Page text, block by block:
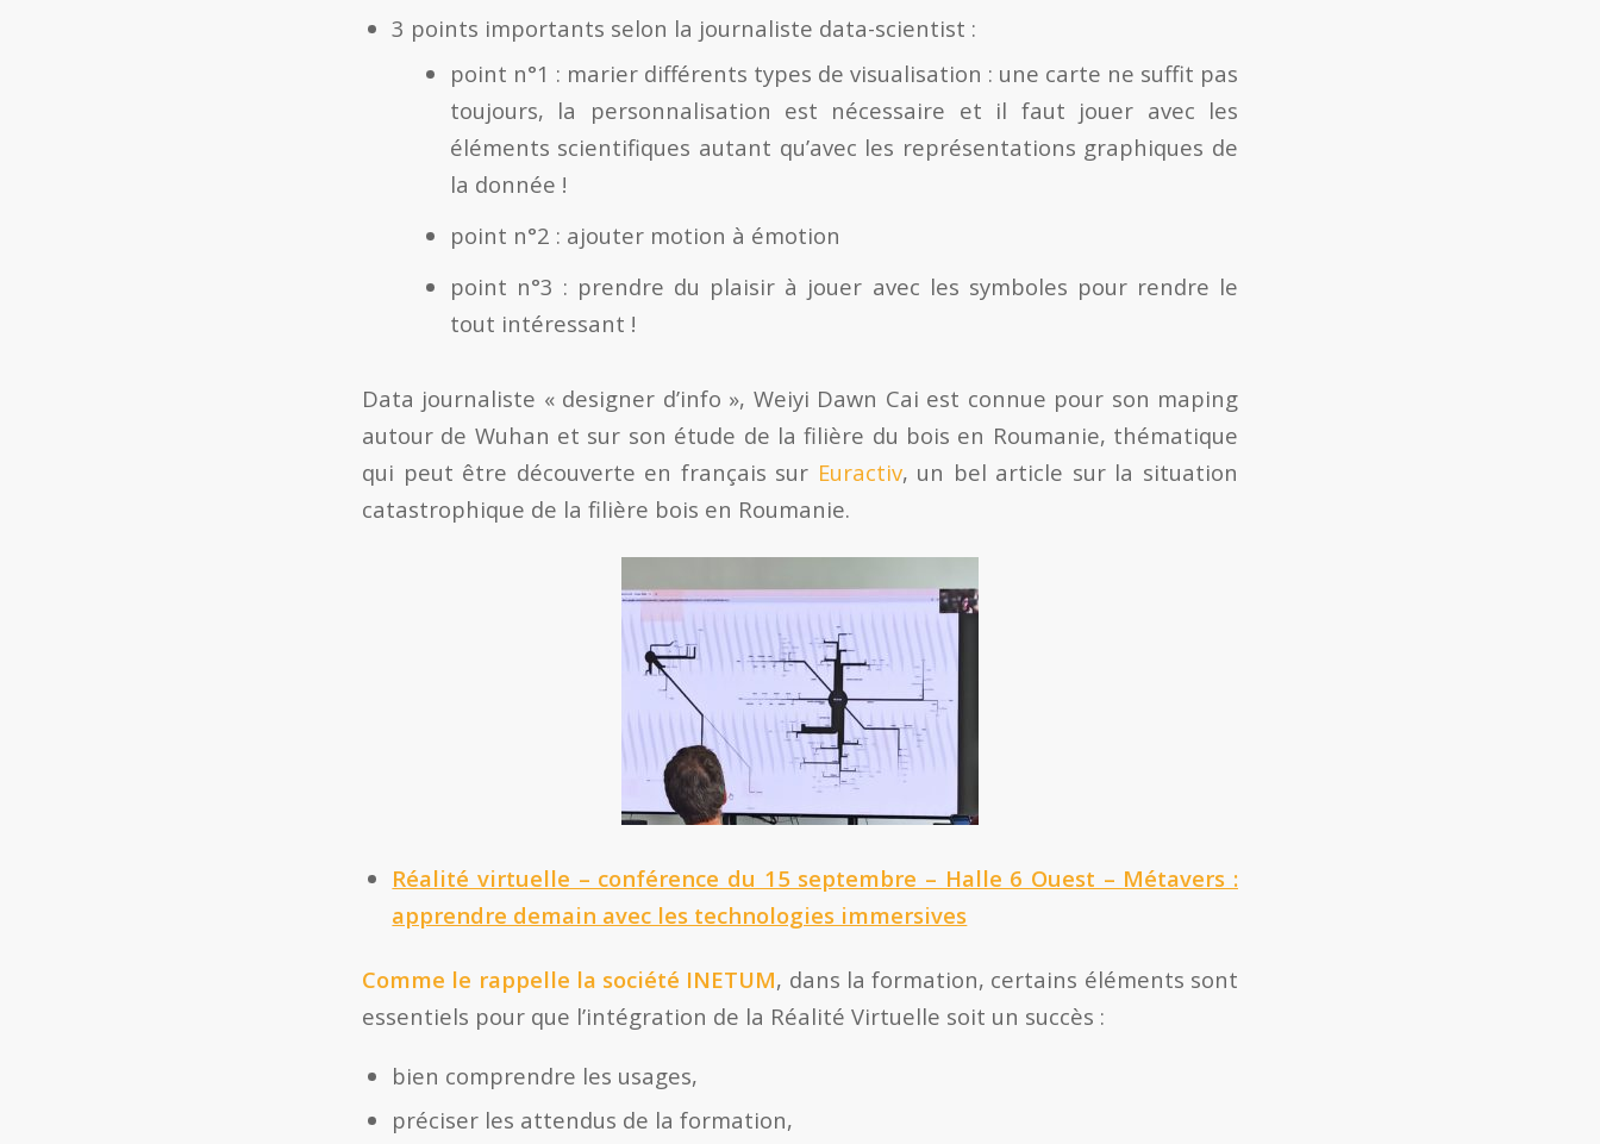
3 points importants selon la journaliste data-scientist :
point n°1 : marier différents types de visualisation : une carte ne suffit pas
toujours, la personnalisation est nécessaire et il faut jouer avec les
éléments scientifiques autant qu’avec les représentations graphiques de
la donnée !
point n°2 : ajouter motion à émotion
point n°3 : prendre du plaisir à jouer avec les symboles pour rendre le
tout intéressant !
Data journaliste « designer d’info », Weiyi Dawn Cai est connue pour son maping
autour de Wuhan et sur son étude de la filière du bois en Roumanie, thématique
qui peut être découverte en français sur Euractiv, un bel article sur la situation
catastrophique de la filière bois en Roumanie.
Réalité virtuelle – conférence du 15 septembre – Halle 6 Ouest – Métavers :
apprendre demain avec les technologies immersives
Comme le rappelle la société INETUM, dans la formation, certains éléments sont
essentiels pour que l’intégration de la Réalité Virtuelle soit un succès :
bien comprendre les usages,
préciser les attendus de la formation,